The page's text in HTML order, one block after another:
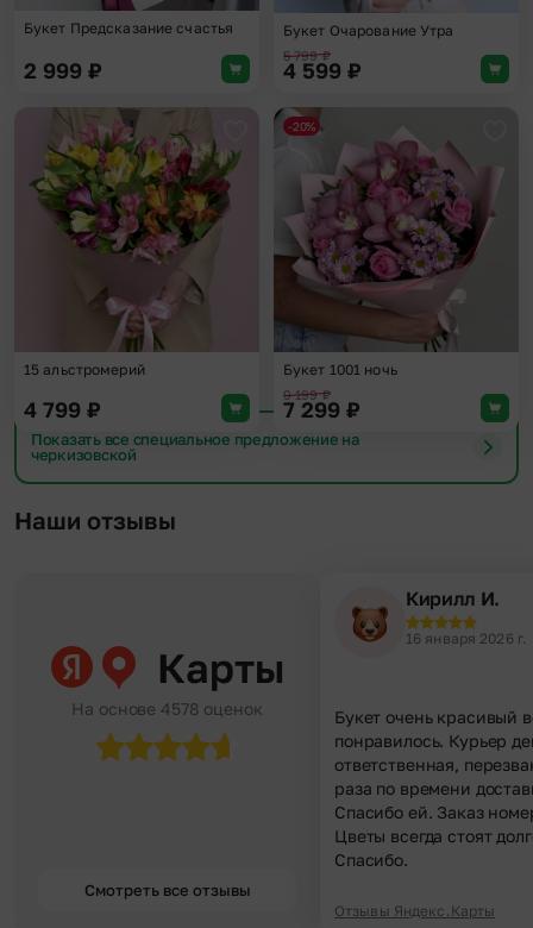
Букет Предсказание счастья
2 999 ₽
Букет Очарование Утра
5 799₽
4 599 ₽
Добавить в избранное
15 альстромерий
4 799 ₽
-20%
Букет 1001 ночь
9 199₽
7 299 ₽
Показать все специальное предложение на
черкизовской
Наши отзывы
Карты
На основе 4578 оценок
Смотреть все отзывы
Кирилл И.
16 января 2026 г.
Букет очень красивый
понравилось. Курьер
ответственная,
раза по времени
Спасибо ей. Заказ
Цветы всегда стоят
Спасибо.
Отзывы Яндекс.Карты